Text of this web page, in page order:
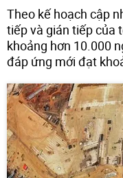
Theo kế hoạch cập
tiếp và gián tiếp của
khoảng hơn 10.000
đáp ứng mới đạt